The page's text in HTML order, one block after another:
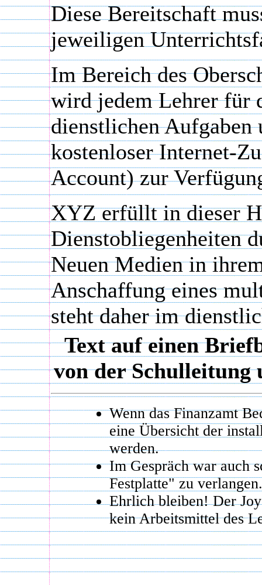
Diese Bereitschaft
jeweiligen
Im Bereich des
wird jedem Lehrer für
dienstlichen Aufgaben
kostenloser Internet-
Account) zur
XYZ erfüllt in dieser
Dienstobliegenheiten
Neuen Medien in
Anschaffung eines
steht daher im
Text auf einen
von der Schulleitung
Wenn das Finanzamt
eine Übersicht der
werden.
Im Gespräch war auch
Festplatte" zu verlangen.
Ehrlich bleiben! Der
kein Arbeitsmittel des